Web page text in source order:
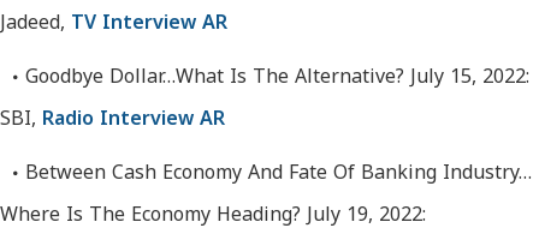
Jadeed, TV Interview AR
Goodbye Dollar…What Is The Alternative? July 15, 2022:
SBI, Radio Interview AR
Between Cash Economy And Fate Of Banking Industry…
Where Is The Economy Heading? July 19, 2022: